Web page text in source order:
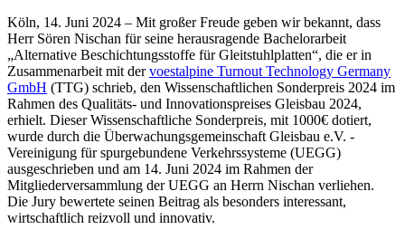
Köln, 14. Juni 2024 – Mit großer Freude geben wir bekannt, dass
Herr Sören Nischan für seine herausragende Bachelorarbeit
„Alternative Beschichtungsstoffe für Gleitstuhlplatten“, die er in
Zusammenarbeit mit dervoestalpine Turnout Technology Germany
GmbH (TTG) schrieb, den Wissenschaftlichen Sonderpreis 2024 im
Rahmen des Qualitäts- und Innovationspreises Gleisbau 2024,
erhielt. Dieser Wissenschaftliche Sonderpreis, mit 1000€ dotiert,
wurde durch die Überwachungsgemeinschaft Gleisbau e.V. -
Vereinigung für spurgebundene Verkehrssysteme (UEGG)
ausgeschrieben und am 14. Juni 2024 im Rahmen der
Mitgliederversammlung der UEGG an Herrn Nischan verliehen.
Die Jury bewertete seinen Beitrag als besonders interessant,
wirtschaftlich reizvoll und innovativ.